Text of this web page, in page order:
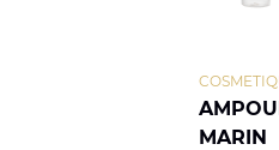
MARIN